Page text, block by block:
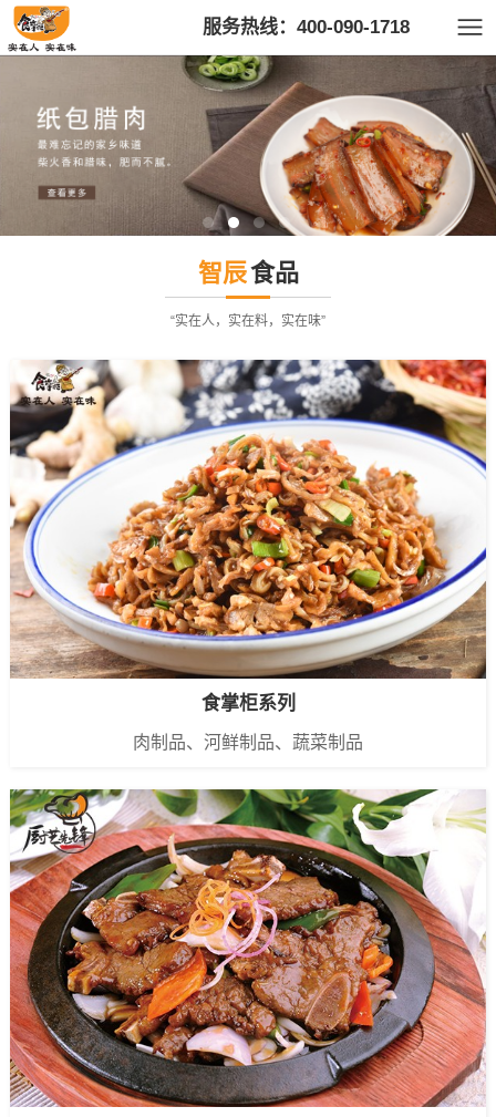
服务热线：400-090-1718
智辰食品
“实在人，实在料，实在味”
食掌柜系列
肉制品、河鲜制品、蔬菜制品